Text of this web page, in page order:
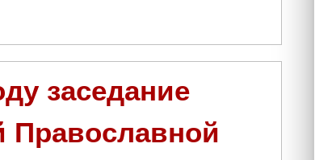
о
с
заседание
Православной